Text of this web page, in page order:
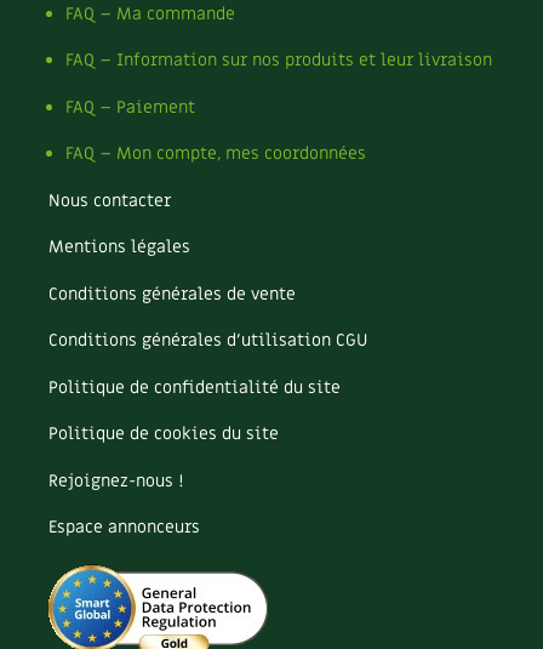
Poireau
Pollinisation
Pollution
Pomme
Potager
Potager en lasagnes
Poules
Prairie fleurie
Purin
Recette
Récup'
Réparation
Reproduction
Restauration
Rocaille
Ronce (ou mûre de jardin)
Roquette
FAQ – Ma commande
FAQ – Information sur nos produits et leur livraison
FAQ – Paiement
FAQ – Mon compte, mes coordonnées
Nous contacter
Mentions légales
Conditions générales de vente
Conditions générales d’utilisation CGU
Politique de confidentialité du site
Politique de cookies du site
Rejoignez-nous !
Espace annonceurs